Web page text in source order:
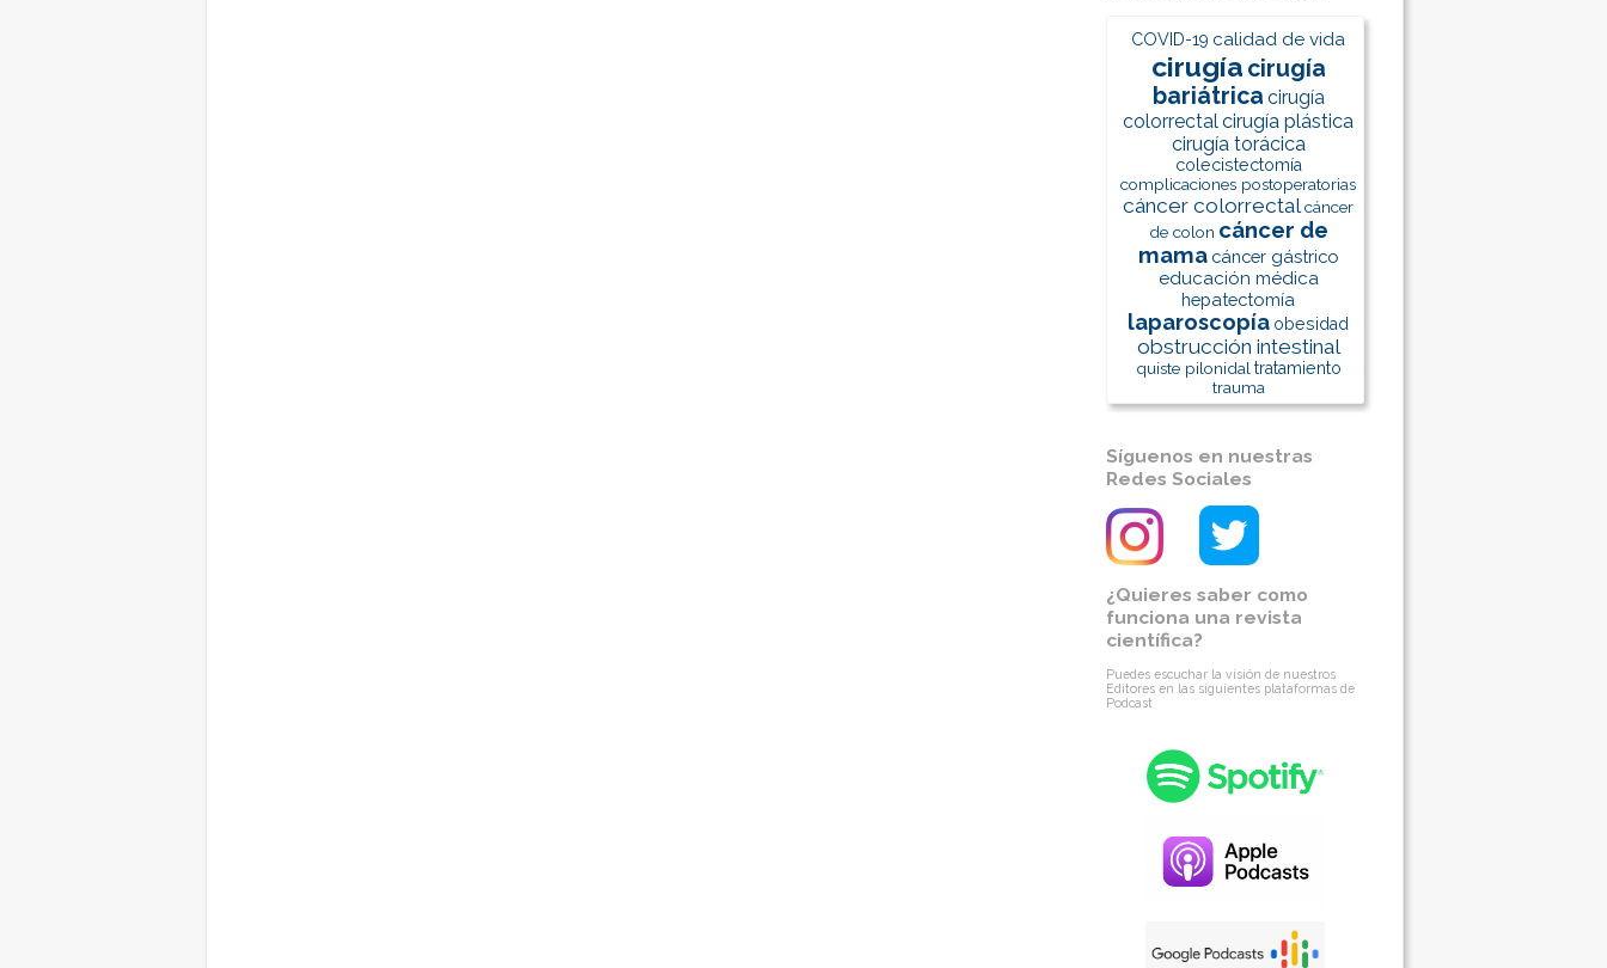
COVID-19 calidad de vida
cirugía cirugía
bariátrica cirugía
colorrectalcirugía plástica
cirugía torácica
colecistectomía
complicaciones postoperatorias
cáncer colorrectalcáncer
de colon cáncer de
mama cáncer gástrico
educación médica
hepatectomía
laparoscopía obesidad
obstrucción intestinal
quiste pilonidal tratamiento
trauma
Síguenos en nuestras
Redes Sociales
¿Quieres saber como
funciona una revista
científica?
Puedes escuchar la visión de nuestros
Editores en las siguientes plataformas de
Podcast